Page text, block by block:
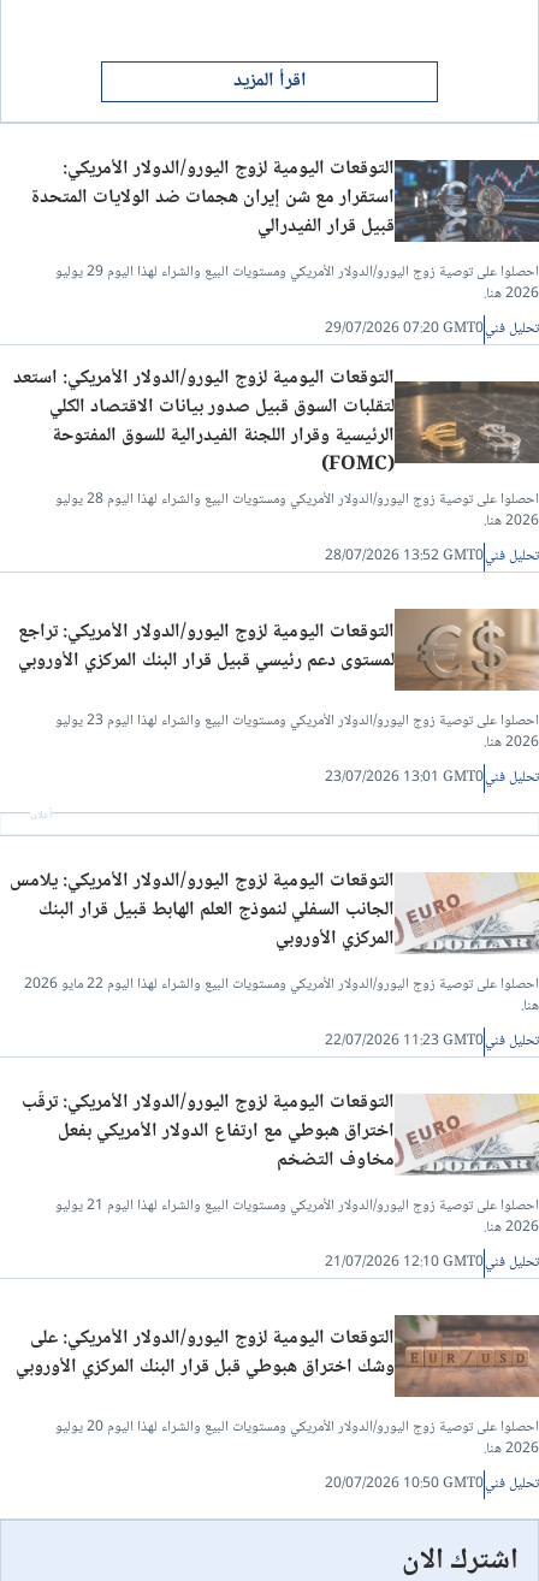
اقرأ المزيد
التوقعات اليومية لزوج اليورو/الدولار الأمريكي:
استقرار مع شن إيران هجمات ضد الولايات المتحدة
قبيل قرار الفيدرالي
احصلوا على توصية زوج اليورو/الدولار الأمريكي ومستويات البيع والشراء لهذا اليوم 29 يوليو
2026 هنا.
تحليل فني29/07/2026 07:20 GMT0
التوقعات اليومية لزوج اليورو/الدولار الأمريكي: استعد
لتقلبات السوق قبيل صدور بيانات الاقتصاد الكلي
الرئيسية وقرار اللجنة الفيدرالية للسوق المفتوحة
(FOMC)
احصلوا على توصية زوج اليورو/الدولار الأمريكي ومستويات البيع والشراء لهذا اليوم 28 يوليو
2026 هنا.
تحليل فني28/07/2026 13:52 GMT0
التوقعات اليومية لزوج اليورو/الدولار الأمريكي: تراجع
لمستوى دعم رئيسي قبيل قرار البنك المركزي الأوروبي
احصلوا على توصية زوج اليورو/الدولار الأمريكي ومستويات البيع والشراء لهذا اليوم 23 يوليو
2026 هنا.
تحليل فني23/07/2026 13:01 GMT0
أعلان
التوقعات اليومية لزوج اليورو/الدولار الأمريكي: يلامس
الجانب السفلي لنموذج العلم الهابط قبيل قرار البنك
المركزي الأوروبي
احصلوا على توصية زوج اليورو/الدولار الأمريكي ومستويات البيع والشراء لهذا اليوم 22 مايو 2026
هنا.
تحليل فني22/07/2026 11:23 GMT0
التوقعات اليومية لزوج اليورو/الدولار الأمريكي: ترقّب
اختراق هبوطي مع ارتفاع الدولار الأمريكي بفعل
مخاوف التضخم
احصلوا على توصية زوج اليورو/الدولار الأمريكي ومستويات البيع والشراء لهذا اليوم 21 يوليو
2026 هنا.
تحليل فني21/07/2026 12:10 GMT0
التوقعات اليومية لزوج اليورو/الدولار الأمريكي: على
وشك اختراق هبوطي قبل قرار البنك المركزي الأوروبي
احصلوا على توصية زوج اليورو/الدولار الأمريكي ومستويات البيع والشراء لهذا اليوم 20 يوليو
2026 هنا.
تحليل فني20/07/2026 10:50 GMT0
اشترك الان